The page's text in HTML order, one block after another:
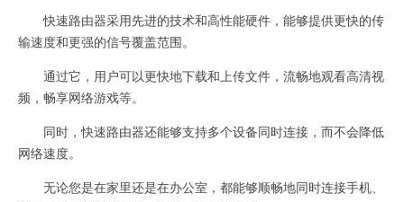
快速路由器采用先进的技术和高性能硬件，能够提供更快的传
输速度和更强的信号覆盖范围。
通过它，用户可以更快地下载和上传文件，流畅地观看高清视
频，畅享网络游戏等。
同时，快速路由器还能够支持多个设备同时连接，而不会降低
网络速度。
无论您是在家里还是在办公室，都能够顺畅地同时连接手机、